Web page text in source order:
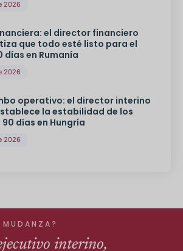
2026
el director financiero
que todo esté listo para el
días en Rumanía
2026
operativo: el director interino
la estabilidad de los
días en Hungría
2026
interino,